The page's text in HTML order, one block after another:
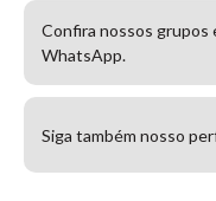
Confira nossos grupos
WhatsApp.
Siga também nosso